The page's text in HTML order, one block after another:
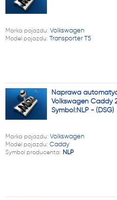
Marka pojazdu: Volkswagen
Model pojazdu: Transporter T5
Naprawa
Volkswagen Caddy
Symbol:NLP - (DSG)
Marka pojazdu: Volkswagen
Model pojazdu: Caddy
Symbol producenta: NLP